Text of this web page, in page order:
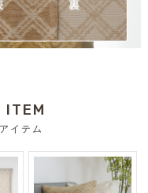
ITEM
イテム